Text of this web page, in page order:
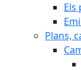
Els
Plans,